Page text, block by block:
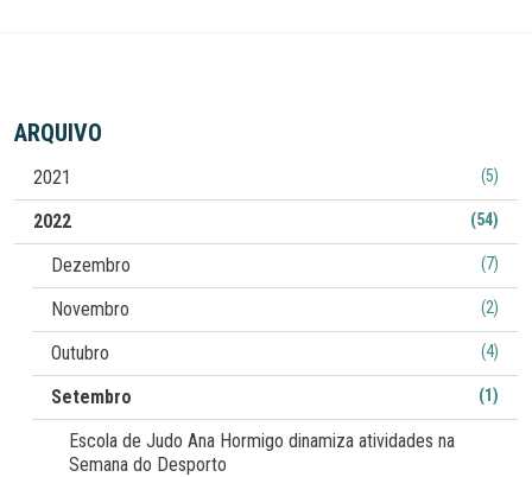
ARQUIVO
2021 (5)
2022 (54)
Dezembro (7)
Novembro (2)
Outubro (4)
Setembro (1)
Escola de Judo Ana Hormigo dinamiza atividades na
Semana do Desporto